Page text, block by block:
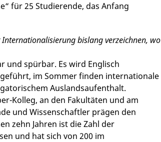
für 25 Studierende, das Anfang
bislang verzeichnen, wo
und spürbar. Es wird Englisch
im Sommer finden internationale
Auslandsaufenthalt.
Kolleg, an den Fakultäten und am
und Wissenschaftler prägen den
zehn Jahren ist die Zahl der
und hat sich von 200 im